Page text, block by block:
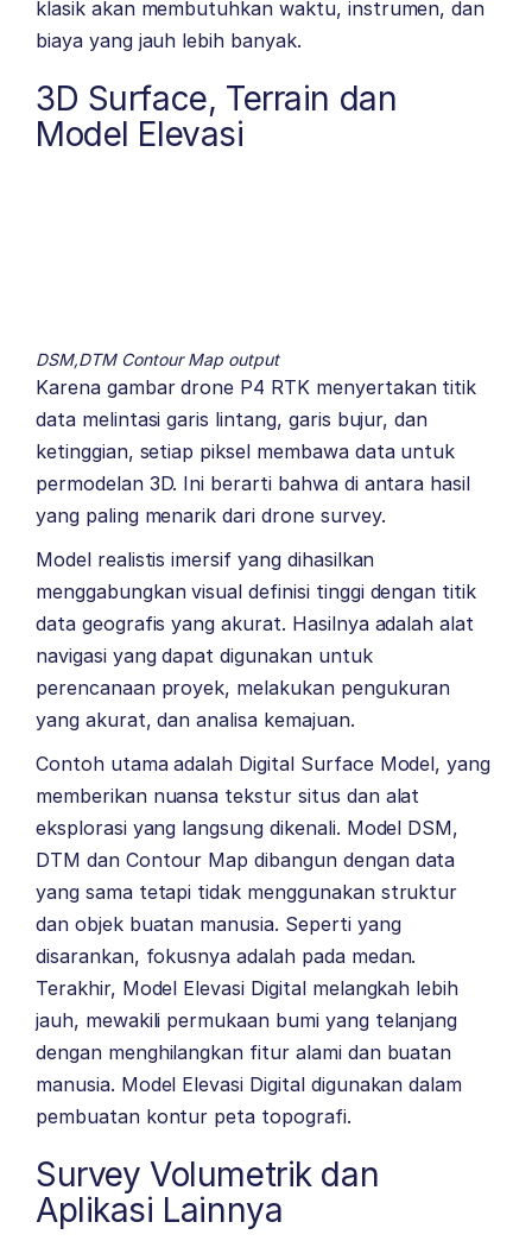
klasik akan membutuhkan waktu, instrumen, dan
biaya yang jauh lebih banyak.
3D Surface, Terrain dan
Model Elevasi
DSM,DTM Contour Map output
Karena gambar drone P4 RTK menyertakan titik
data melintasi garis lintang, garis bujur, dan
ketinggian, setiap piksel membawa data untuk
permodelan 3D. Ini berarti bahwa di antara hasil
yang paling menarik dari drone survey.
Model realistis imersif yang dihasilkan
menggabungkan visual definisi tinggi dengan titik
data geografis yang akurat. Hasilnya adalah alat
navigasi yang dapat digunakan untuk
perencanaan proyek, melakukan pengukuran
yang akurat, dan analisa kemajuan.
Contoh utama adalah Digital Surface Model, yang
memberikan nuansa tekstur situs dan alat
eksplorasi yang langsung dikenali. Model DSM,
DTM dan Contour Map dibangun dengan data
yang sama tetapi tidak menggunakan struktur
dan objek buatan manusia. Seperti yang
disarankan, fokusnya adalah pada medan.
Terakhir, Model Elevasi Digital melangkah lebih
jauh, mewakili permukaan bumi yang telanjang
dengan menghilangkan fitur alami dan buatan
manusia. Model Elevasi Digital digunakan dalam
pembuatan kontur peta topografi.
Survey Volumetrik dan
Aplikasi Lainnya